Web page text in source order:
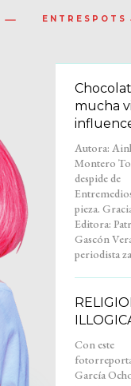
ENTRESPOTS
mucha
Autora:
Montero
despide de
pieza.
Editora:
Gascón Vera.
periodista
Sabina
años como
de televisión y locutora
de spots
marcas,
andadura en
Con este
García
Facultad de Filosofía y
Letras y
su